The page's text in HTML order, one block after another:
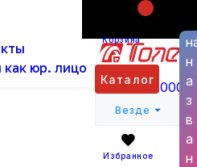
как юр. лицо
Корзина
+7 (800) 6000
Каталог
Везде
н
а
з
в
а
н
Избранное
Каталог Бытовые
ТУТнг 25/12,5 красная